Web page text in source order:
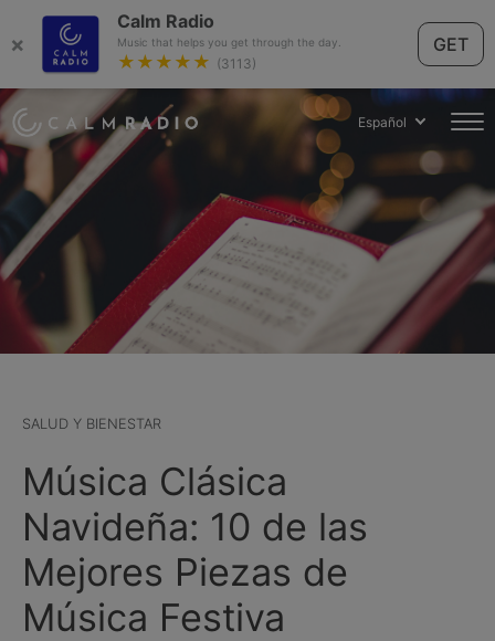
×
Calm Radio
Music that helps you get through the day.
★★★★★ (3113)
GET
Español
SALUD Y BIENESTAR
Música Clásica
Navideña: 10 de las
Mejores Piezas de
Música Festiva